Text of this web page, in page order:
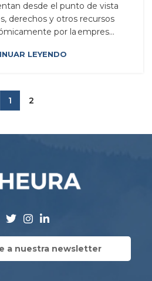
desde el punto de vista
derechos y otros recursos
por la empres...
LEYENDO
1 2
a nuestra newsletter